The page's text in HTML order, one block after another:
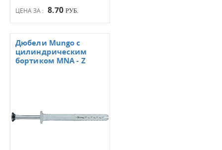
ЦЕНА ЗА : 8.70 РУБ.
Дюбели Mungo с
цилиндрическим
бортиком MNA - Z